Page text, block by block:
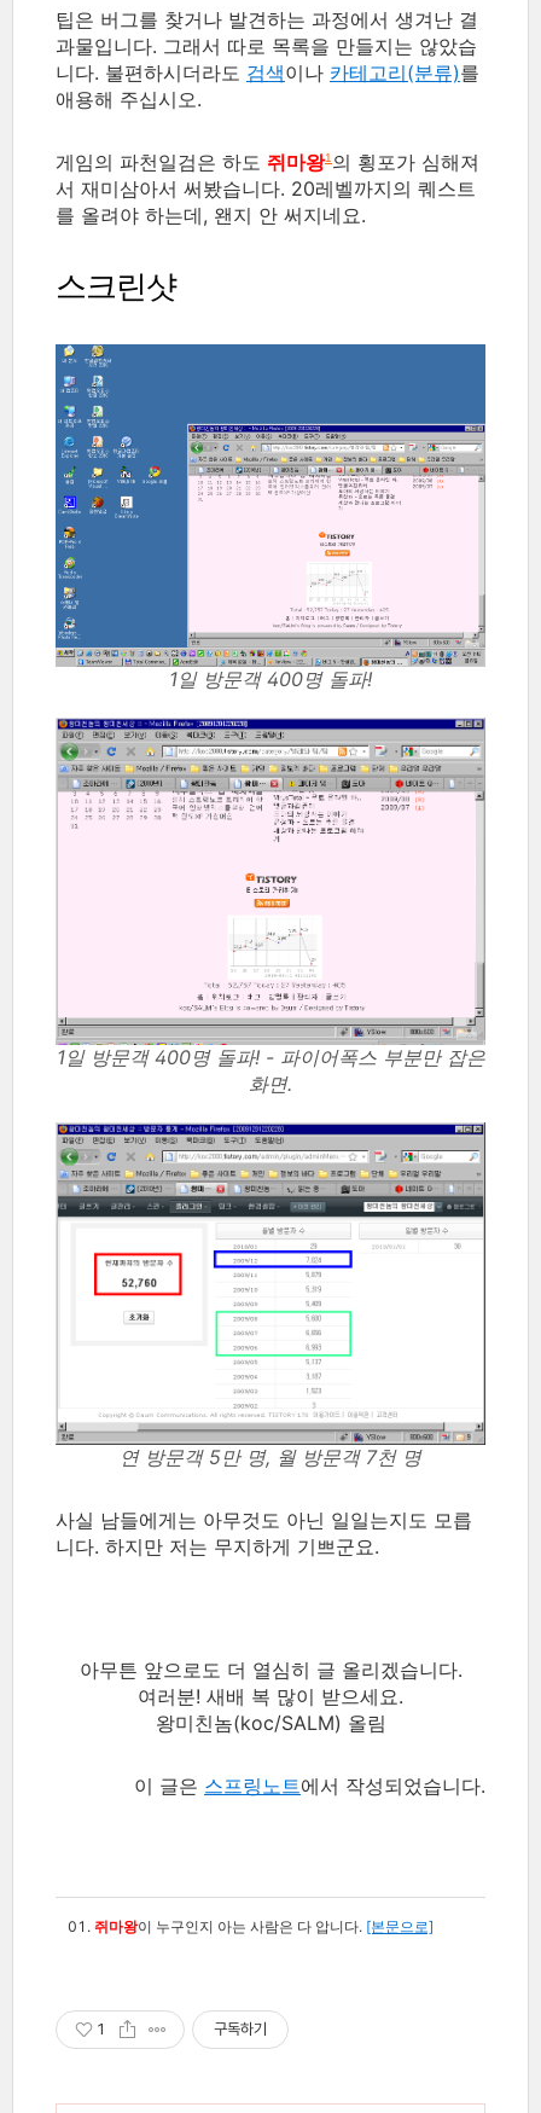
팁은 버그를 찾거나 발견하는 과정에서 생겨난 결
과물입니다. 그래서 따로 목록을 만들지는 않았습
니다. 불편하시더라도 검색이나 카테고리(분류)를
애용해 주십시오.
게임의 파천일검은 하도 쥐마왕1 의 횡포가 심해져
서 재미삼아서 써봤습니다. 20레벨까지의 퀘스트
를 올려야 하는데, 왠지 안 써지네요.
스크린샷
1일 방문객 400명 돌파!
1일 방문객 400명 돌파! - 파이어폭스 부분만 잡은
화면.
연 방문객 5만 명, 월 방문객 7천 명
사실 남들에게는 아무것도 아닌 일일는지도 모릅
니다. 하지만 저는 무지하게 기쁘군요.
아무튼 앞으로도 더 열심히 글 올리겠습니다.
여러분! 새배 복 많이 받으세요.
왕미친놈(koc/SALM) 올림
이 글은 스프링노트에서 작성되었습니다.
쥐마왕이 누구인지 아는 사람은 다 압니다. [본문으로]
1 구독하기